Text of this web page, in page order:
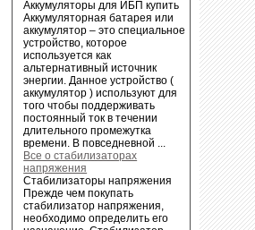
Аккумуляторы для ИБП купить
Аккумуляторная батарея или
аккумулятор – это специальное
устройство, которое
используется как
альтернативный источник
энергии. Данное устройство (
аккумулятор ) используют для
того чтобы поддерживать
постоянный ток в течении
длительного промежутка
времени. В повседневной ...
Все о стабилизаторах
напряжения
Стабилизаторы напряжения
Прежде чем покупать
стабилизатор напряжения,
необходимо определить его